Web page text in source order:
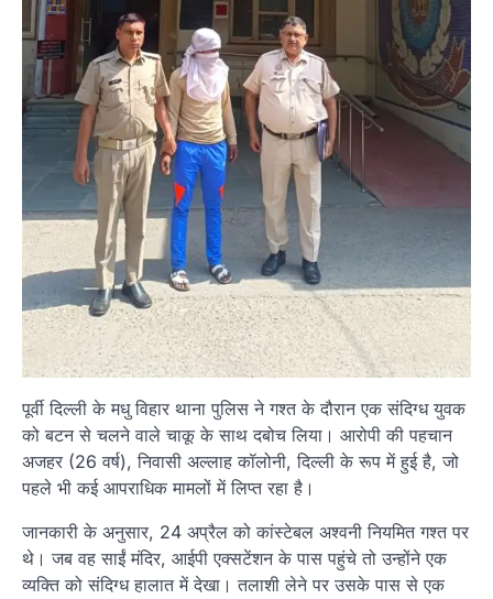
पूर्वी दिल्ली के मधु विहार थाना पुलिस ने गश्त के दौरान एक संदिग्ध युवक
को बटन से चलने वाले चाकू के साथ दबोच लिया। आरोपी की पहचान
अजहर (26 वर्ष), निवासी अल्लाह कॉलोनी, दिल्ली के रूप में हुई है, जो
पहले भी कई आपराधिक मामलों में लिप्त रहा है।
जानकारी के अनुसार, 24 अप्रैल को कांस्टेबल अश्वनी नियमित गश्त पर
थे। जब वह साईं मंदिर, आईपी एक्सटेंशन के पास पहुंचे तो उन्होंने एक
व्यक्ति को संदिग्ध हालात में देखा। तलाशी लेने पर उसके पास से एक